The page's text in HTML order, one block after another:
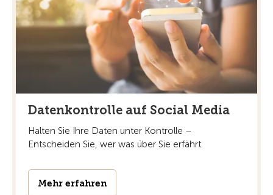
Datenkontrolle auf Social Media
Halten Sie Ihre Daten unter Kontrolle –
Entscheiden Sie, wer was über Sie erfährt.
Mehr erfahren